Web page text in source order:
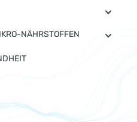
NÄHRSTOFFEN